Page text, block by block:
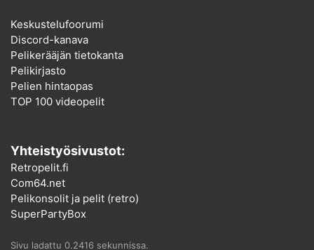
Keskustelufoorumi
Discord-kanava
Pelikerääjän tietokanta
Pelikirjasto
Pelien hintaopas
TOP 100 videopelit
Yhteistyösivustot:
Retropelit.fi
Com64.net
Pelikonsolit ja pelit (retro)
SuperPartyBox
Sivu ladattu 0.2416 sekunnissa.